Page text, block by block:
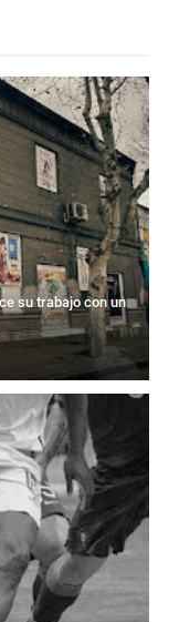
su trabajo con un